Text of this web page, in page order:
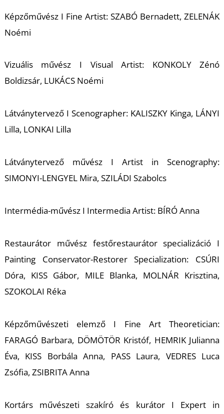
Képzőművész I Fine Artist: SZABÓ Bernadett, ZELENÁK
Noémi
Vizuális művész I Visual Artist: KONKOLY Zénó
Boldizsár, LUKÁCS Noémi
Látványtervező I Scenographer: KALISZKY Kinga, LÁNYI
Lilla, LONKAI Lilla
Látványtervező művész I Artist in Scenography:
SIMONYI-LENGYEL Mira, SZILÁDI Szabolcs
Intermédia-művész I Intermedia Artist: BÍRÓ Anna
Restaurátor művész festőrestaurátor specializáció I
Painting Conservator-Restorer Specialization: CSÚRI
Dóra, KISS Gábor, MILE Blanka, MOLNÁR Krisztina,
SZOKOLAI Réka
Képzőművészeti elemző I Fine Art Theoretician:
FARAGÓ Barbara, DÖMÖTÖR Kristóf, HEMRIK Julianna
Éva, KISS Borbála Anna, PASS Laura, VEDRES Luca
Zsófia, ZSIBRITA Anna
Kortárs művészeti szakíró és kurátor I Expert in